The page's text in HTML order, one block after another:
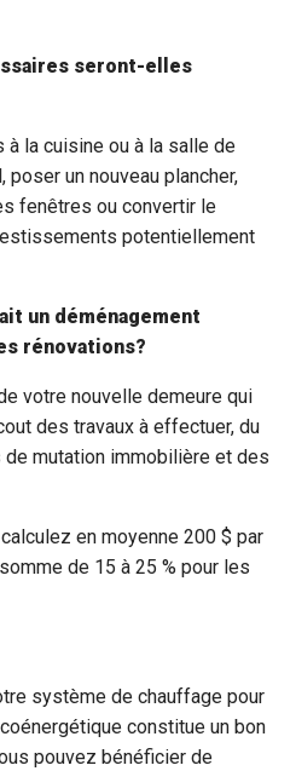
seront-elles
la cuisine ou à la salle de
un nouveau plancher,
fenêtres ou convertir le
potentiellement
un déménagement
rénovations?
votre nouvelle demeure qui
des travaux à effectuer, du
mutation immobilière et des
en moyenne 200 $ par
de 15 à 25 % pour les
système de chauffage pour
constitue un bon
pouvez bénéficier de